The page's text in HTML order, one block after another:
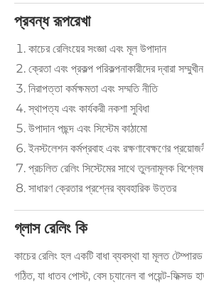
প্রবন্ধ রূপরেখা
কাচের রেলিংয়ের সংজ্ঞা এবং মূল উপাদান
ক্রেতা এবং প্রকল্প পরিকল্পনাকারীদের দ্বারা
নিরাপত্তা কর্মক্ষমতা এবং সম্মতি নীতি
স্থাপত্য এবং কার্যকরী নকশা সুবিধা
উপাদান পছন্দ এবং সিস্টেম কাঠামো
ইনস্টলেশন কর্মপ্রবাহ এবং রক্ষণাবেক্ষণের
প্রচলিত রেলিং সিস্টেমের সাথে তুলনামূলক
সাধারণ ক্রেতার প্রশ্নের ব্যবহারিক উত্তর
গ্লাস রেলিং কি
কাচের রেলিং হল একটি বাধা ব্যবস্থা যা মূলত
গঠিত, যা ধাতব পোস্ট, বেস চ্যানেল বা পয়েন্ট-ফিক্সড